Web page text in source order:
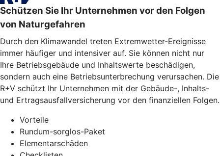
Schützen Sie Ihr Unternehmen vor den Folgen
von Naturgefahren
Durch den Klimawandel treten Extremwetter-Ereignisse
immer häufiger und intensiver auf. Sie können nicht nur
Ihre Betriebsgebäude und Inhaltswerte beschädigen,
sondern auch eine Betriebsunterbrechung verursachen. Die
R+V schützt Ihr Unternehmen mit der Gebäude-, Inhalts-
und Ertragsausfallversicherung vor den finanziellen Folgen.
Vorteile
Rundum-sorglos-Paket
Elementarschäden